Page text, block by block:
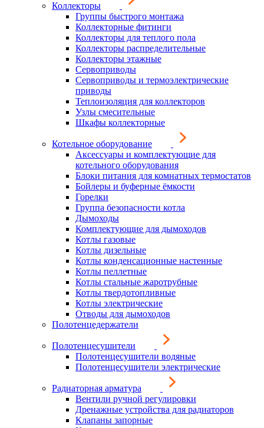
Коллекторы
Группы быстрого монтажа
Коллекторные фитинги
Коллекторы для теплого пола
Коллекторы распределительные
Коллекторы этажные
Сервоприводы
Сервоприводы и термоэлектрические
приводы
Теплоизоляция для коллекторов
Узлы смесительные
Шкафы коллекторные
Котельное оборудование
Аксессуары и комплектующие для
котельного оборудования
Блоки питания для комнатных термостатов
Бойлеры и буферные ёмкости
Горелки
Группа безопасности котла
Дымоходы
Комплектующие для дымоходов
Котлы газовые
Котлы дизельные
Котлы конденсационные настенные
Котлы пеллетные
Котлы стальные жаротрубные
Котлы твердотопливные
Котлы электрические
Отводы для дымоходов
Полотенцедержатели
Полотенцесушители
Полотенцесушители водяные
Полотенцесушители электрические
Радиаторная арматура
Вентили ручной регулировки
Дренажные устройства для радиаторов
Клапаны запорные